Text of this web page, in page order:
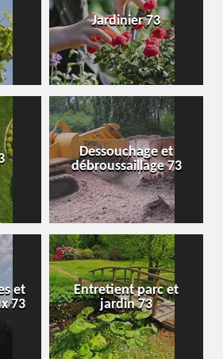
Jardinier 73
Dessouchage et
débroussaillage 73
et
73
Entretient parc et
jardin 73